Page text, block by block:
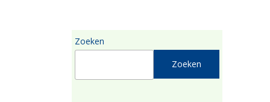
Zoeken
Zoeken